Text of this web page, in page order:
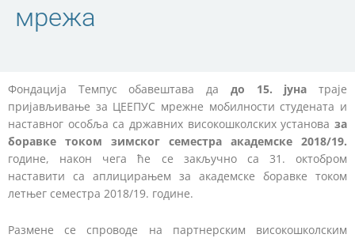
мрежа
Фондација Темпус обавештава да до 15. јуна траје
пријављивање за ЦЕЕПУС мрежне мобилности студената и
наставног особља са државних високошколских установа за
боравке током зимског семестра академске 2018/19.
године,
након чега ће се закључно са 31. октобром
наставити са аплицирањем за академске боравке током
летњег семестра 2018/19. године.
Размене се спроводе на партнерским високошколским